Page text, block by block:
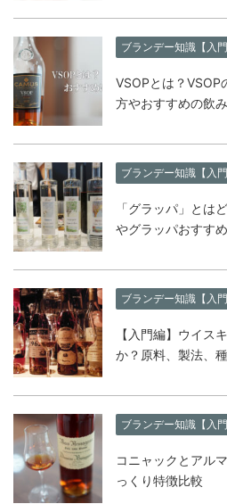
ブランデー知識【入門
VSOPとは？VSOP
方やおすすめの飲
ブランデー知識【入門
「グラッパ」とは
やグラッパおすす
ブランデー知識【入門
【入門編】ウイス
か？原料、製法、
ブランデー知識【入門
コニャックとアル
っくり特徴比較